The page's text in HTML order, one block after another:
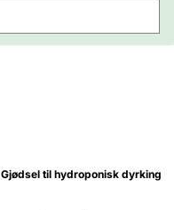
Gjødsel til hydroponisk dyrking